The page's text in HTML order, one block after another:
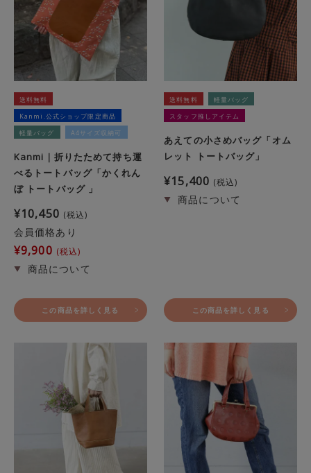
送料無料
Kanmi.公式ショップ限定商品
軽量バッグ
A4サイズ収納可
Kanmi｜折りたためて持ち運
べるトートバッグ「かくれん
ぼ トートバッグ 」
¥10,450 税込
会員価格あり
¥9,900 税込
この商品を詳しく見る
送料無料
軽量バッグ
スタッフ推しアイテム
あえての小さめバッグ「オム
レット トートバッグ」
¥15,400 税込
この商品を詳しく見る